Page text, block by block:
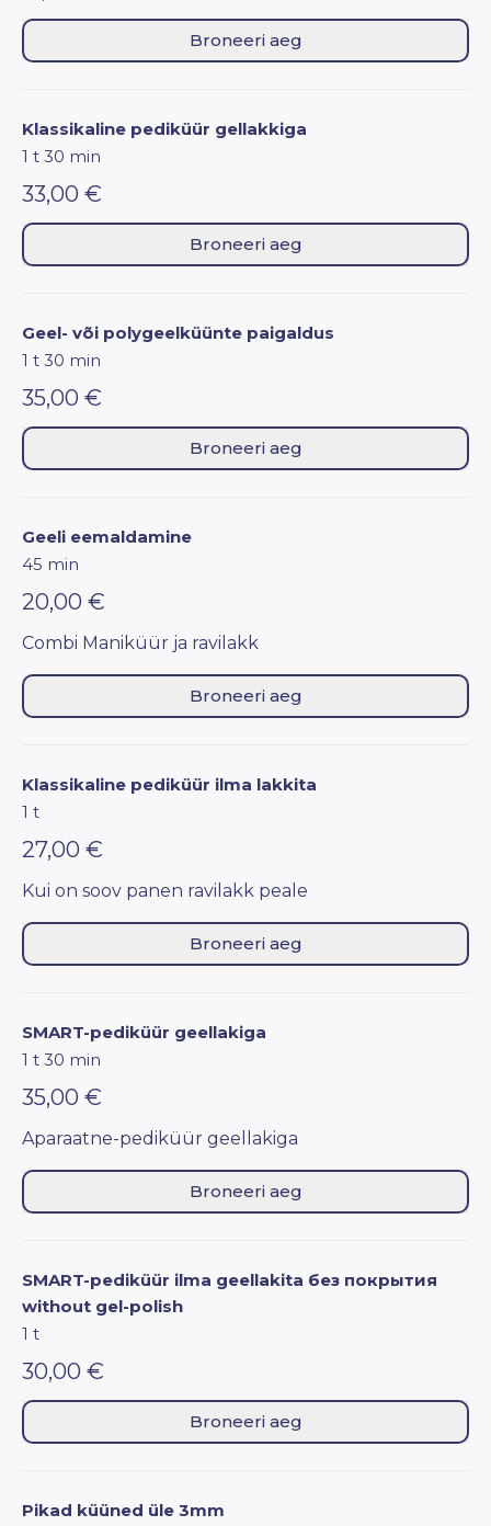
Broneeri aeg
Klassikaline pediküür gellakkiga
1 t 30 min
33,00 €
Broneeri aeg
Geel- või polygeelküünte paigaldus
1 t 30 min
35,00 €
Broneeri aeg
Geeli eemaldamine
45 min
20,00 €
Broneeri aeg
Combi Maniküür ja ravilakk
Klassikaline pediküür ilma lakkita
1 t
27,00 €
Broneeri aeg
Kui on soov panen ravilakk peale
SMART-pediküür geellakiga
1 t 30 min
35,00 €
Broneeri aeg
Aparaatne-pediküür geellakiga
SMART-pediküür ilma geellakita без покрытия
without gel-polish
1 t
30,00 €
Broneeri aeg
Pikad küüned üle 3mm